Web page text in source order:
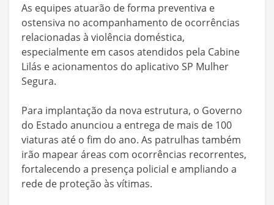
As equipes atuarão de forma preventiva e
ostensiva no acompanhamento de ocorrências
relacionadas à violência doméstica,
especialmente em casos atendidos pela Cabine
Lilás e acionamentos do aplicativo SP Mulher
Segura.
Para implantação da nova estrutura, o Governo
do Estado anunciou a entrega de mais de 100
viaturas até o fim do ano. As patrulhas também
irão mapear áreas com ocorrências recorrentes,
fortalecendo a presença policial e ampliando a
rede de proteção às vítimas.